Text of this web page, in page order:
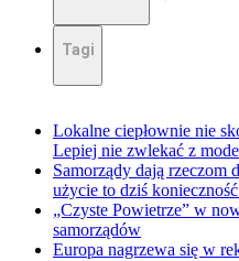
Tagi
Lokalne ciepłownie nie
Lepiej nie zwlekać z
Samorządy dają rzeczom
użycie to dziś
„Czyste Powietrze” w
samorządów
Europa nagrzewa się w